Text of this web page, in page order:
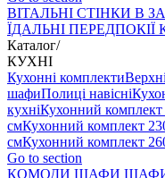
ВIТАЛЬНI СТІНКИ В
ЇДАЛЬНI ПЕРЕДПОКІЇ
Каталог/
КУХНІ
Кухонні комплекти
шафиПолиці навісні
кухніКухонний
смКухонний комплект
смКухонний комплект
Go to section
КОМОДИ ШАФИ